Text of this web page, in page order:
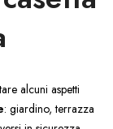
alcuni aspetti
: giardino, terrazza